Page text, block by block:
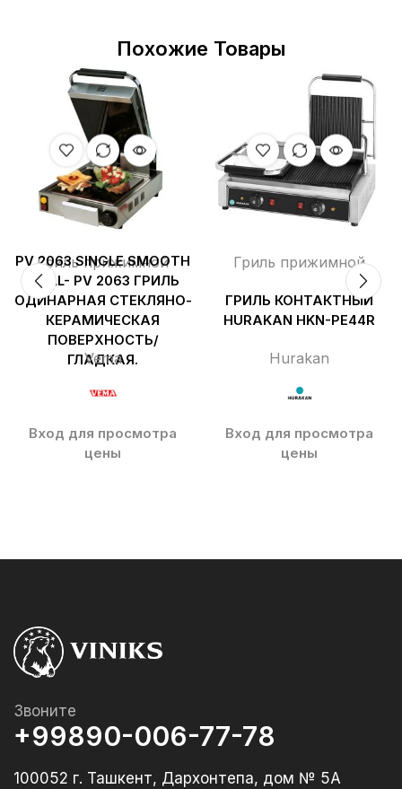
Похожие Товары
Гриль прижимной
PV 2063 SINGLE SMOOTH
GRILL- PV 2063 ГРИЛЬ
ОДИНАРНАЯ СТЕКЛЯНО-
КЕРАМИЧЕСКАЯ
ПОВЕРХНОСТЬ/
ГЛАДКАЯ.
Vema
Вход для просмотра
цены
Гриль прижимной
ГРИЛЬ КОНТАКТНЫЙ
HURAKAN HKN-PE44R
Hurakan
Вход для просмотра
цены
Звоните
+99890-006-77-78
100052 г. Ташкент, Дархонтепа, дом № 5А